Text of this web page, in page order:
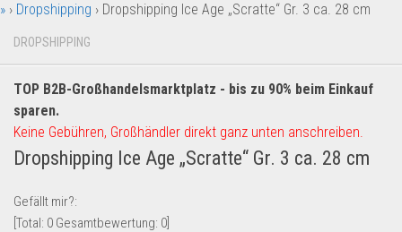
Garten & Werkzeug
Geschäft, Büro & Schreibwaren
Geschenkartikel
Handy und Smartphone
Kosmetik & Pflege
Multimedia & Elektro
» › Dropshipping › Dropshipping Ice Age „Scratte“ Gr. 3 ca. 28 cm
DROPSHIPPING
TOP B2B-Großhandelsmarktplatz - bis zu 90% beim Einkauf
sparen.
Keine Gebühren, Großhändler direkt ganz unten anschreiben.
Dropshipping Ice Age „Scratte“ Gr. 3 ca. 28 cm
Gefällt mir?:
[Total: 0 Gesamtbewertung: 0